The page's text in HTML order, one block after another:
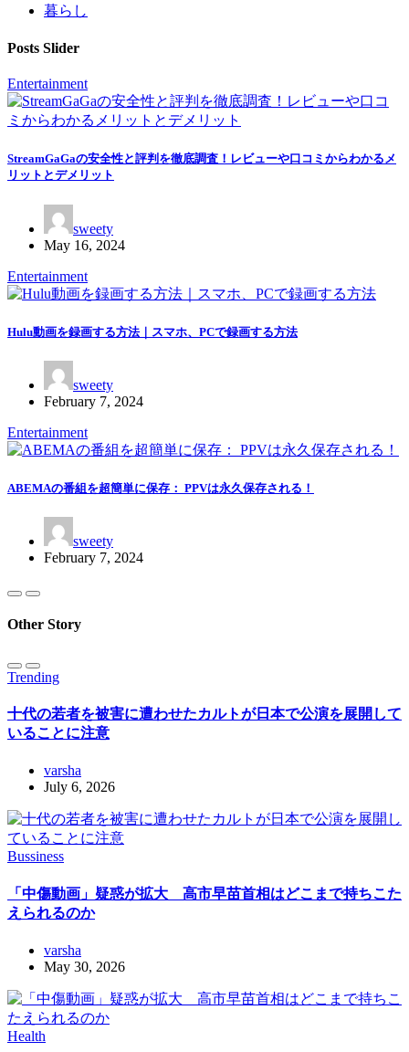
暮らし
Posts Slider
Entertainment
StreamGaGaの安全性と評判を徹底調査！レビューや口コミからわかるメ
リットとデメリット
sweety
May 16, 2024
Entertainment
Hulu動画を録画する方法｜スマホ、PCで録画する方法
sweety
February 7, 2024
Entertainment
ABEMAの番組を超簡単に保存： PPVは永久保存される！
sweety
February 7, 2024
Other Story
Trending
十代の若者を被害に遭わせたカルトが日本で公演を展開して
いることに注意
varsha
July 6, 2026
Bussiness
「中傷動画」疑惑が拡大 高市早苗首相はどこまで持ちこた
えられるのか
varsha
May 30, 2026
Health